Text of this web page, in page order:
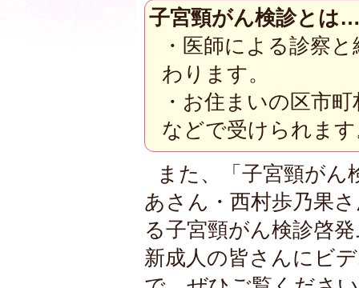
子宮頸がん検診とは
・医師による診察
わります。
・お住まいの区市
などで受けられま
また、「子宮頸がん
あさん・西村歩乃果
る子宮頸がん検診啓
新成人の皆さんにビ